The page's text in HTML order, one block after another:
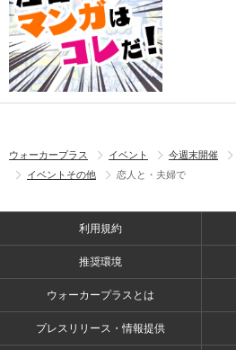
ウォーカープラス イベント 今週末開催
イベントその他
恋人と・夫婦で
利用規約
推奨環境
ウォーカープラスとは
プレスリリース・情報提供